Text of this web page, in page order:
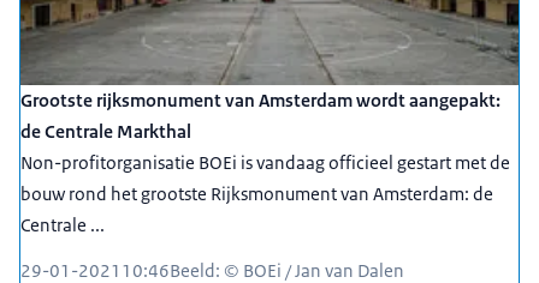
Grootste rijksmonument van Amsterdam wordt aangepakt:
de Centrale Markthal
Non-profitorganisatie BOEi is vandaag officieel gestart met de
bouw rond het grootste Rijksmonument van Amsterdam: de
Centrale ...
29-01-2021 10:46Beeld: © BOEi / Jan van Dalen